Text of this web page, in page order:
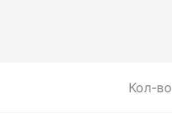
Кол-во